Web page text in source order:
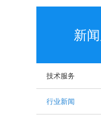
新
技术服务
行业新闻